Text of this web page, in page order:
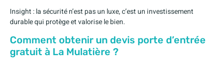
Insight : la sécurité n’est pas un luxe, c’est un investissement
durable qui protège et valorise le bien.
Comment obtenir un devis porte d’entrée
gratuit à La Mulatière ?